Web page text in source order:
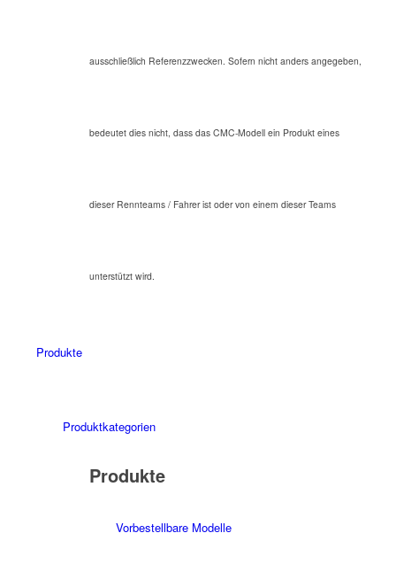
ausschließlich Referenzzwecken. Sofern nicht anders angegeben,
bedeutet dies nicht, dass das CMC-Modell ein Produkt eines
dieser Rennteams / Fahrer ist oder von einem dieser Teams
unterstützt wird.
Produkte
Produktkategorien
Produkte
Vorbestellbare Modelle